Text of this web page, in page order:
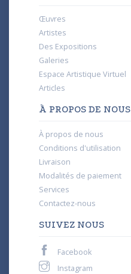
Œuvres
Artistes
Des Expositions
Galeries
Espace Artistique Virtuel
Articles
À PROPOS DE NOUS
À propos de nous
Conditions d'utilisation
Livraison
Modalités de paiement
Services
Contactez-nous
SUIVEZ NOUS
Facebook
Instagram